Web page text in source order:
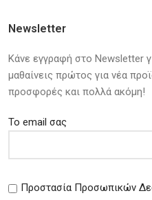
Newsletter
Κάνε εγγραφή στο Newsletter
μαθαίνεις πρώτος για νέα
προσφορές και πολλά ακόμη!
Το email σας
Προστασία Προσωπικών